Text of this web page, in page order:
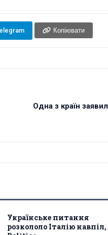
Копіювати
Одна з країн
Українське питання
розкололо Італію навпіл,